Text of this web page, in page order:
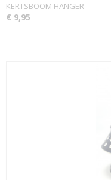
KERTSBOOM HANGER
€ 9,95